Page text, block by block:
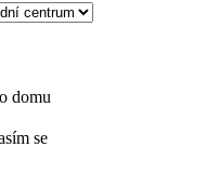
domu
se